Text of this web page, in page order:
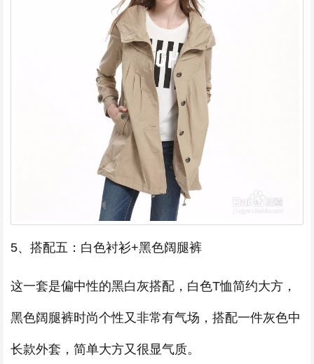
5、搭配五：白色衬衫+黑色阔腿裤
这一套是偏中性的黑白灰搭配，白色T恤简约大方，
黑色阔腿裤时尚个性又非常有气场，搭配一件灰色中
长款外套，简单大方又很显气质。